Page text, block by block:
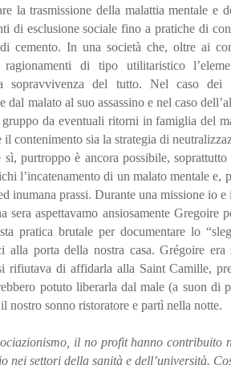
la trasmissione della malattia mentale e
di esclusione sociale fino a pratiche di
cemento. In una società che, oltre ai
di tipo utilitaristico
sopravvivenza del tutto. Nel caso dei
dal malato al suo assassino e nel caso
da eventuali ritorni in famiglia del
il contenimento sia la strategia di
purtroppo è ancora possibile,
l’incatenamento di un malato mentale
inumana prassi. Durante una missione io
sera aspettavamo ansiosamente
pratica brutale per documentare lo
alla porta della nostra casa. Grégoire
rifiutava di affidarla alla Saint Camille,
potuto liberarla dal male (a suon di
nostro sonno ristoratore e partì nella notte.
il no profit hanno contribuito
nei settori della sanità e dell’università.